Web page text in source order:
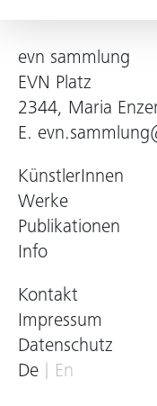
evn sammlung
EVN Platz
2344, Maria
E.
KünstlerInnen
Werke
Publikationen
Info
Kontakt
Impressum
Datenschutz
De
En